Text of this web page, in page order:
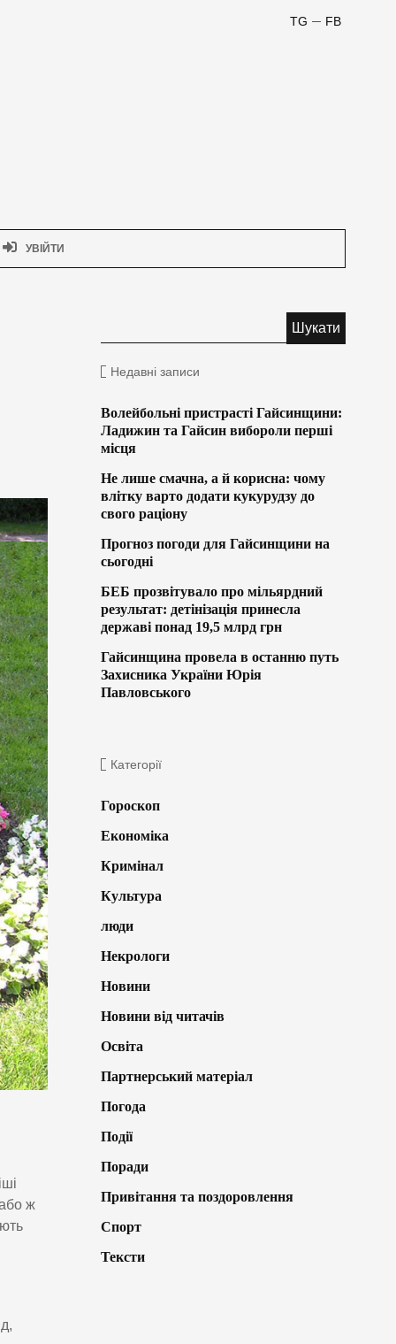
FB
TG
УВІЙТИ
ж
Недавні записи
Волейбольні пристрасті Гайсинщини:
Ладижин та Гайсин вибороли перші
місця
Не лише смачна, а й корисна: чому
влітку варто додати кукурудзу до
свого раціону
Прогноз погоди для Гайсинщини на
сьогодні
БЕБ прозвітувало про мільярдний
результат: детінізація принесла
державі понад 19,5 млрд грн
Гайсинщина провела в останню путь
Захисника України Юрія
Павловського
Категорії
Гороскоп
Економіка
Кримінал
Культура
люди
Некрологи
Новини
Новини від читачів
Освіта
Партнерський матеріал
Погода
Події
Поради
Привітання та поздоровлення
Спорт
Тексти